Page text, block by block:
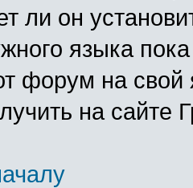
ли он
языка
форум на
на сайте